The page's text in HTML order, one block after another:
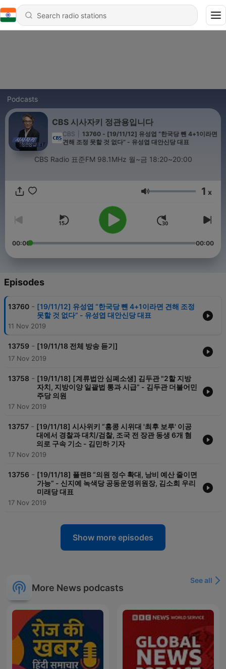
Podcasts
CBS 시사자키 정관용입니다
CBS
13760 - [19/11/12] 유성엽 “한국당 뺀 4+1이라면
견해 조정 못할 것 없다” - 유성엽 대안신당 대표
CBS Radio 표준FM 98.1MHz 월~금 18:20~20:00
Volume 1 x
00:00 00:00
Episodes
13760 - [19/11/12] 유성엽 “한국당 뺀 4+1이라면 견해 조정
못할 것 없다” - 유성엽 대안신당 대표
11 Nov 2019
13759 - [19/11/18 전체 방송 듣기]
17 Nov 2019
13758 - [19/11/18] [계류법안 심폐소생] 김두관 "2할 지방
자치, 지방이양 일괄법 통과 시급” - 김두관 더불어민
주당 의원
17 Nov 2019
13757 - [19/11/18] 시사위키 “홍콩 시위대 '최후 보루' 이공
대에서 경찰과 대치/검찰, 조국 전 장관 동생 6개 혐
의로 구속 기소 - 김민하 기자
17 Nov 2019
13756 - [19/11/18] 플랜B “의원 정수 확대, 낭비 예산 줄이면
가능” - 신지예 녹색당 공동운영위원장, 김소희 우리
미래당 대표
17 Nov 2019
Show more episodes
More News podcasts
See all